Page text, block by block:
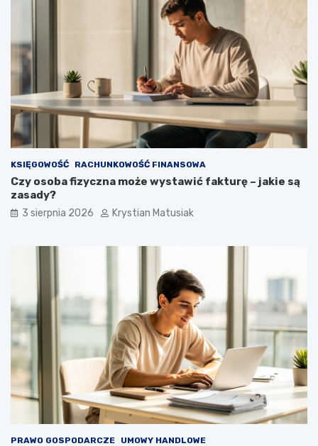
KSIĘGOWOŚĆ RACHUNKOWOŚĆ FINANSOWA
Czy osoba fizyczna może wystawić fakturę – jakie są
zasady?
3 sierpnia 2026 Krystian Matusiak
PRAWO GOSPODARCZE UMOWY HANDLOWE